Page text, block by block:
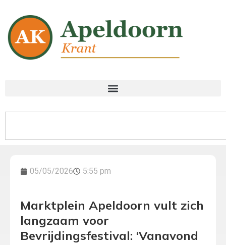
05/05/2026 5:55 pm
Marktplein Apeldoorn vult zich
langzaam voor
Bevrijdingsfestival: ‘Vanavond